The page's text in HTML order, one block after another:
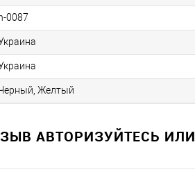
0087
Желтый
АВТОРИЗУЙТЕСЬ